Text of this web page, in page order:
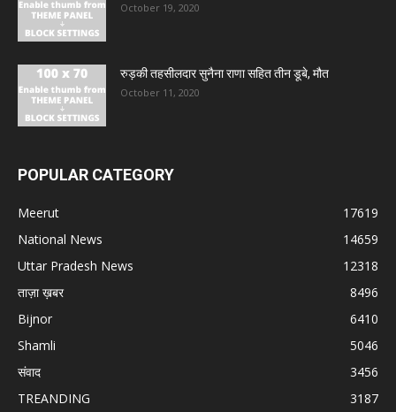
October 19, 2020
रुड़की तहसीलदार सुनैना राणा सहित तीन डूबे, मौत
October 11, 2020
POPULAR CATEGORY
Meerut
17619
National News
14659
Uttar Pradesh News
12318
ताज़ा ख़बर
8496
Bijnor
6410
Shamli
5046
संवाद
3456
TREANDING
3187